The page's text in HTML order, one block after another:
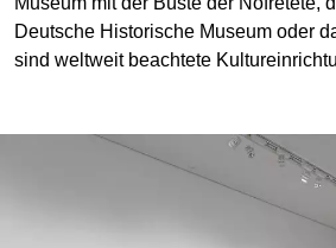
Deutsche Historische Museum oder
sind weltweit beachtete